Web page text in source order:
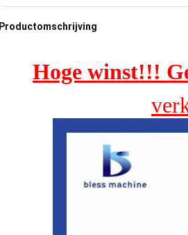
Productomschrijving
Hoge winst!!!